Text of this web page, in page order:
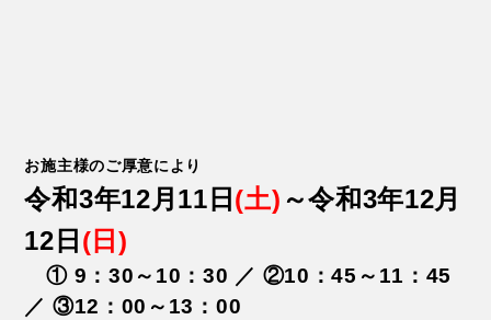
お施主様のご厚意により
令和3年12月11日 (土) ～令和3年12月
12日 (日)
① 9：30～10：30 ／ ②10：45～11：45
／ ③12：00～13：00